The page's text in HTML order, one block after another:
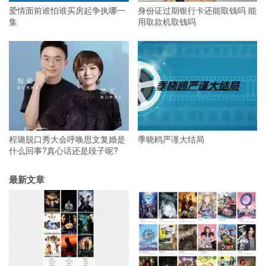
爱情面前谁怕谁买房起争执哪一
集
身份证过期银行卡还能取钱吗 能
用取款机取钱吗
程璐脱口秀大会呼唤思文复婚是
什么回事?真心话还是段子呢?
季晓鸥严谨大结局
最新文章